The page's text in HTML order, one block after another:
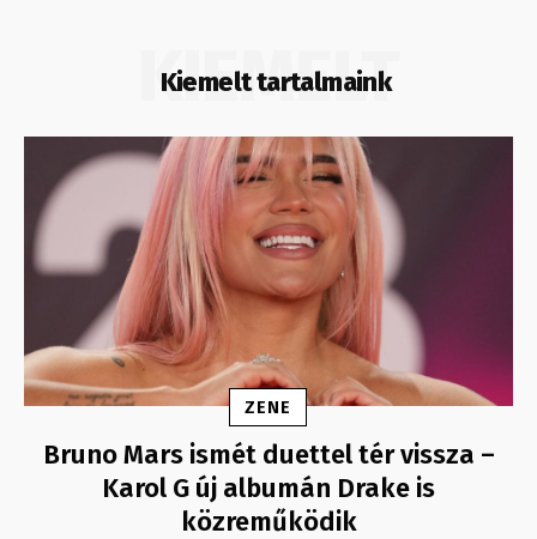
Kiemelt tartalmaink
KIEMELT
ZENE
Bruno Mars ismét duettel tér vissza –
Karol G új albumán Drake is
közreműködik